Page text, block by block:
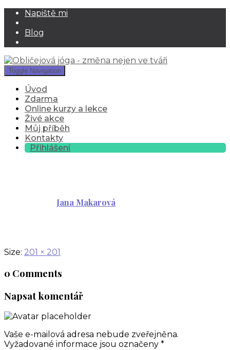
Napiště mi
Blog
Toggle Navigation
Úvod
Zdarma
Online kurzy a lekce
Živé akce
Můj příběh
Kontakty
Přihlášení
Jana Makarová
Size: 201 × 201
0 Comments
Napsat komentář
Vaše e-mailová adresa nebude zveřejněna.
Vyžadované informace jsou označeny *